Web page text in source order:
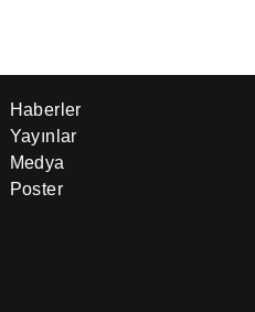
Haberler
Yayınlar
Medya
Poster